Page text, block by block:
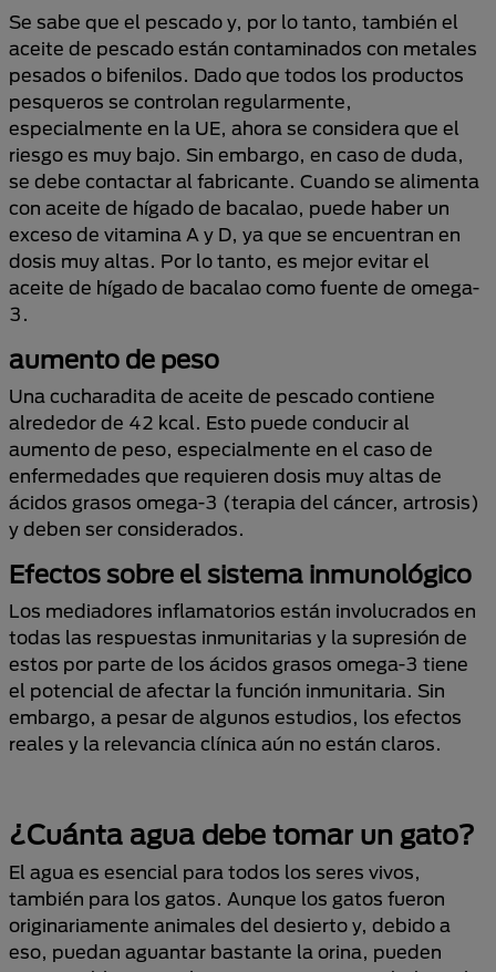
Se sabe que el pescado y, por lo tanto, también el
aceite de pescado están contaminados con metales
pesados ​​o bifenilos. Dado que todos los productos
pesqueros se controlan regularmente,
especialmente en la UE, ahora se considera que el
riesgo es muy bajo. Sin embargo, en caso de duda,
se debe contactar al fabricante. Cuando se alimenta
con aceite de hígado de bacalao, puede haber un
exceso de vitamina A y D, ya que se encuentran en
dosis muy altas. Por lo tanto, es mejor evitar el
aceite de hígado de bacalao como fuente de omega-
3.
aumento de peso
Una cucharadita de aceite de pescado contiene
alrededor de 42 kcal. Esto puede conducir al
aumento de peso, especialmente en el caso de
enfermedades que requieren dosis muy altas de
ácidos grasos omega-3 (terapia del cáncer, artrosis)
y deben ser considerados.
Efectos sobre el sistema inmunológico
Los mediadores inflamatorios están involucrados en
todas las respuestas inmunitarias y la supresión de
estos por parte de los ácidos grasos omega-3 tiene
el potencial de afectar la función inmunitaria. Sin
embargo, a pesar de algunos estudios, los efectos
reales y la relevancia clínica aún no están claros.
¿Cuánta agua debe tomar un gato?
El agua es esencial para todos los seres vivos,
también para los gatos. Aunque los gatos fueron
originariamente animales del desierto y, debido a
eso, puedan aguantar bastante la orina, pueden